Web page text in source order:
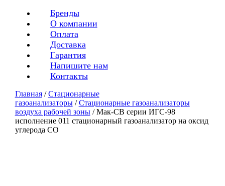
Бренды
О компании
Оплата
Доставка
Гарантия
Напишите нам
Контакты
Главная/Стационарные
газоанализаторы/Стационарные газоанализаторы
воздуха рабочей зоны/ Мак-СВ серии ИГС-98
исполнение 011 стационарный газоанализатор на оксид
углерода CO